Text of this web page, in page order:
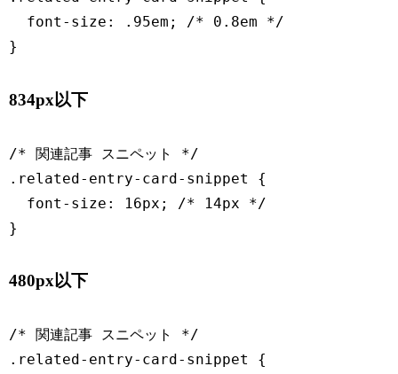
  font-size: .95em; /* 0.8em */
}
834px以下
/* 関連記事 スニペット */
.related-entry-card-snippet {
  font-size: 16px; /* 14px */
}
480px以下
/* 関連記事 スニペット */
.related-entry-card-snippet {